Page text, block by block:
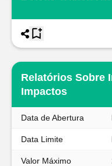
Relatórios Sobre
Impactos
Data de Abertura
Data Limite
Valor Máximo